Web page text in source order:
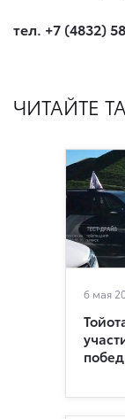
тел. +7 (4832)
ЧИТАЙТЕ
6 мая